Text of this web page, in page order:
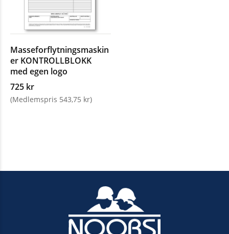
Masseforflytningsmaskin
er KONTROLLBLOKK
med egen logo
725 kr
(Medlemspris 543,75 kr)